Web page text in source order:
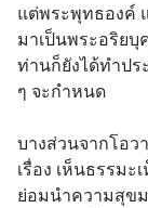
แต่พระพุทธองค์
มาเป็นพระอริย
ท่านก็ยังได้ทำปร
ๆ จะกำหนด
บางส่วนจากโอว
เรื่อง เห็นธรรม
ย่อมนําความสุข